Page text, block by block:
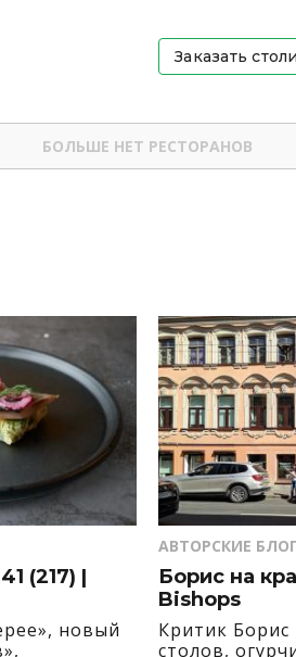
Заказать
БОЛЬШЕ НЕТ РЕСТОРАНОВ
(217) |
новый
АВТОРСКИЕ
Борис на
Bishops
Критик
столов,